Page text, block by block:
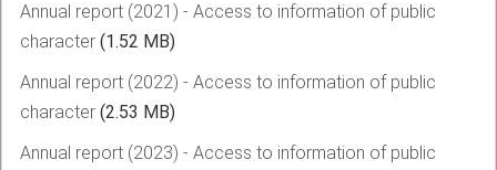
Annual report (2021) - Access to information of public
character (1.52 MB)
Annual report (2022) - Access to information of public
character (2.53 MB)
Annual report (2023) - Access to information of public